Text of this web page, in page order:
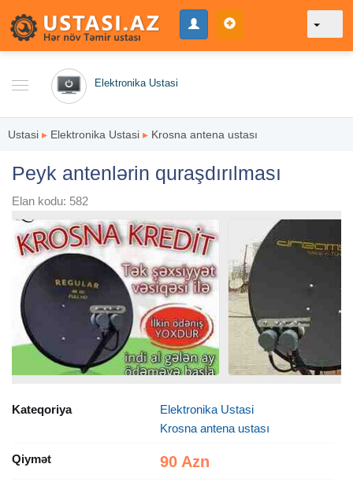
Elektronika Ustasi
Ustasi ▸ Elektronika Ustasi ▸ Krosna antena ustası
Peyk antenlərin quraşdırılması
Elan kodu: 582
Kateqoriya
Elektronika Ustasi
Krosna antena ustası
Qiymət 90 Azn